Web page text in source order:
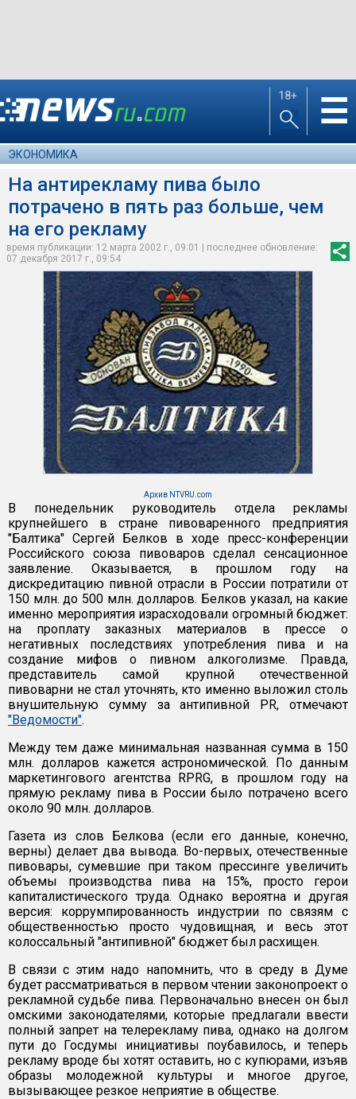
18+ ☰
ЭКОНОМИКА
На антирекламу пива было
потрачено в пять раз больше, чем
на его рекламу
время публикации: 12 марта 2002 г., 09:01 | последнее обновление:
07 декабря 2017 г., 09:54
Архив NTVRU.com
В понедельник руководитель отдела рекламы
крупнейшего в стране пивоваренного предприятия
"Балтика" Сергей Белков в ходе пресс-конференции
Российского союза пивоваров сделал сенсационное
заявление. Оказывается, в прошлом году на
дискредитацию пивной отрасли в России потратили от
150 млн. до 500 млн. долларов. Белков указал, на какие
именно мероприятия израсходовали огромный бюджет:
на проплату заказных материалов в прессе о
негативных последствиях употребления пива и на
создание мифов о пивном алкоголизме. Правда,
представитель самой крупной отечественной
пивоварни не стал уточнять, кто именно выложил столь
внушительную сумму за антипивной PR, отмечают
"Ведомости".
Между тем даже минимальная названная сумма в 150
млн. долларов кажется астрономической. По данным
маркетингового агентства RPRG, в прошлом году на
прямую рекламу пива в России было потрачено всего
около 90 млн. долларов.
Газета из слов Белкова (если его данные, конечно,
верны) делает два вывода. Во-первых, отечественные
пивовары, сумевшие при таком прессинге увеличить
объемы производства пива на 15%, просто герои
капиталистического труда. Однако вероятна и другая
версия: коррумпированность индустрии по связям с
общественностью просто чудовищная, и весь этот
колоссальный "антипивной" бюджет был расхищен.
В связи с этим надо напомнить, что в среду в Думе
будет рассматриваться в первом чтении законопроект о
рекламной судьбе пива. Первоначально внесен он был
омскими законодателями, которые предлагали ввести
полный запрет на телерекламу пива, однако на долгом
пути до Госдумы инициативы поубавилось, и теперь
рекламу вроде бы хотят оставить, но с купюрами, изъяв
образы молодежной культуры и многое другое,
вызывающее резкое неприятие в обществе.